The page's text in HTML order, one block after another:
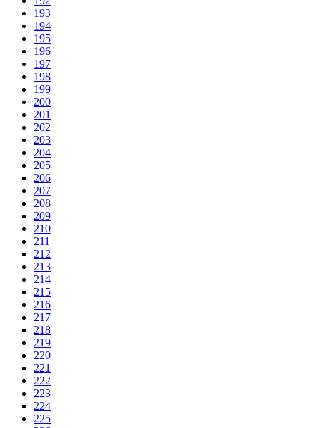
193
194
195
196
197
198
199
200
201
202
203
204
205
206
207
208
209
210
211
212
213
214
215
216
217
218
219
220
221
222
223
224
225